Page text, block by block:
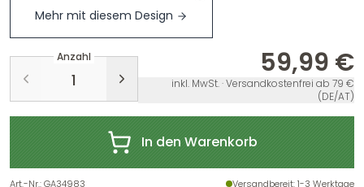
Mehr mit diesem Design
Anzahl 59,99 €
inkl. MwSt. · Versandkostenfrei ab 79 €
(DE/AT)
In den Warenkorb
Art.-Nr.:GA34983 Versandbereit: 1-3 Werktage